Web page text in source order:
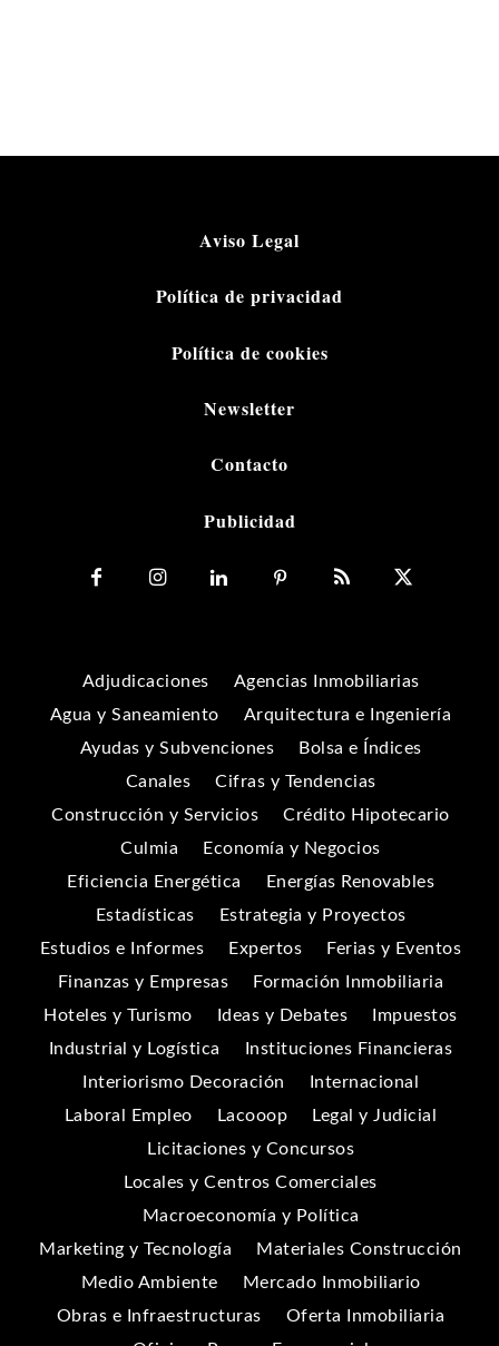
Aviso Legal
Política de privacidad
Política de cookies
Newsletter
Contacto
Publicidad
Adjudicaciones
Agencias Inmobiliarias
Agua y Saneamiento
Arquitectura e Ingeniería
Ayudas y Subvenciones
Bolsa e Índices
Canales
Cifras y Tendencias
Construcción y Servicios
Crédito Hipotecario
Culmia
Economía y Negocios
Eficiencia Energética
Energías Renovables
Estadísticas
Estrategia y Proyectos
Estudios e Informes
Expertos
Ferias y Eventos
Finanzas y Empresas
Formación Inmobiliaria
Hoteles y Turismo
Ideas y Debates
Impuestos
Industrial y Logística
Instituciones Financieras
Interiorismo Decoración
Internacional
Laboral Empleo
Lacooop
Legal y Judicial
Licitaciones y Concursos
Locales y Centros Comerciales
Macroeconomía y Política
Marketing y Tecnología
Materiales Construcción
Medio Ambiente
Mercado Inmobiliario
Obras e Infraestructuras
Oferta Inmobiliaria